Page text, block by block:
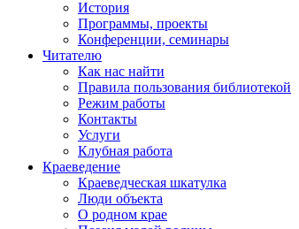
История
Программы, проекты
Конференции, семинары
Читателю
Как нас найти
Правила пользования библиотекой
Режим работы
Контакты
Услуги
Клубная работа
Краеведение
Краеведческая шкатулка
Люди объекта
О родном крае